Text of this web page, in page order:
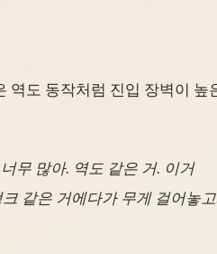
역도 동작처럼 진입 장벽이 높
무 많아. 역도 같은 거. 이거
같은 거에다가 무게 걸어놓